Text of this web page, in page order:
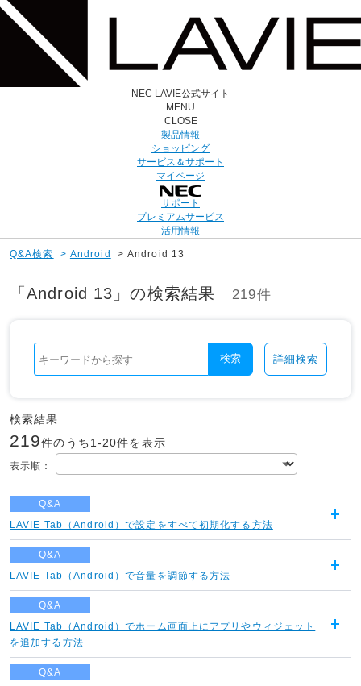
NEC LAVIE公式サイト
MENU
CLOSE
製品情報
ショッピング
サービス＆サポート
マイページ
サポート
プレミアムサービス
活用情報
Q&A検索 > Android > Android 13
「Android 13」の検索結果 219件
検索 詳細検索
検索結果
219件のうち1-20件を表示
表示順 ：
Q&A
LAVIE Tab（Android）で設定をすべて初期化する方法
Q&A
LAVIE Tab（Android）で音量を調節する方法
Q&A
LAVIE Tab（Android）でホーム画面上にアプリやウィジェット
を追加する方法
く
Q&A